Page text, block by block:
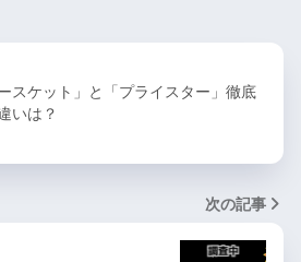
ースケット」と「プライスター」徹底
いは？
次の記事